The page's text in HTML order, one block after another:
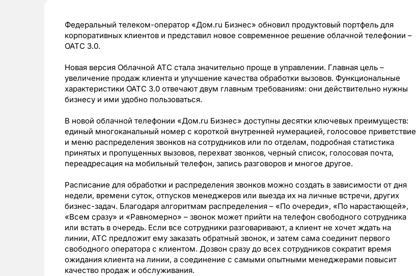
Федеральный телеком-оператор «Дом.ru Бизнес» обновил продуктовый портфель для
корпоративных клиентов и представил новое современное решение облачной телефонии –
ОАТС 3.0.
Новая версия Облачной АТС стала значительно проще в управлении. Главная цель –
увеличение продаж клиента и улучшение качества обработки вызовов. Функциональные
характеристики ОАТС 3.0 отвечают двум главным требованиям: они действительно нужны
бизнесу и ими удобно пользоваться.
В новой облачной телефонии «Дом.ru Бизнес» доступны десятки ключевых преимуществ:
единый многоканальный номер с короткой внутренней нумерацией, голосовое приветствие
и меню распределения звонков на сотрудников или по отделам, подробная статистика
принятых и пропущенных вызовов, перехват звонков, черный список, голосовая почта,
переадресация на мобильный телефон, запись разговоров и многое другое.
Расписание для обработки и распределения звонков можно создать в зависимости от дня
недели, времени суток, отпусков менеджеров или выезда их на личные встречи, других
бизнес-задач. Благодаря алгоритмам распределения – «По очереди», «По нарастающей»,
«Всем сразу» и «Равномерно» – звонок может прийти на телефон свободного сотрудника
или встать в очередь. Если все сотрудники разговаривают, а клиент не хочет ждать на
линии, АТС предложит ему заказать обратный звонок, и затем сама соединит первого
свободного оператора с клиентом. Дозвон сразу до всех сотрудников сократит время
ожидания клиента на линии, а соединение с самыми опытными менеджерами повысит
качество продаж и обслуживания.